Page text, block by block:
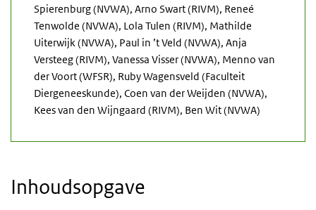
Spierenburg (NVWA), Arno Swart (RIVM), Reneé
Tenwolde (NVWA), Lola Tulen (RIVM), Mathilde
Uiterwijk (NVWA), Paul in ’t Veld (NVWA), Anja
Versteeg (RIVM), Vanessa Visser (NVWA), Menno van
der Voort (WFSR), Ruby Wagensveld (Faculteit
Diergeneeskunde), Coen van der Weijden (NVWA),
Kees van den Wijngaard (RIVM), Ben Wit (NVWA)
Inhoudsopgave